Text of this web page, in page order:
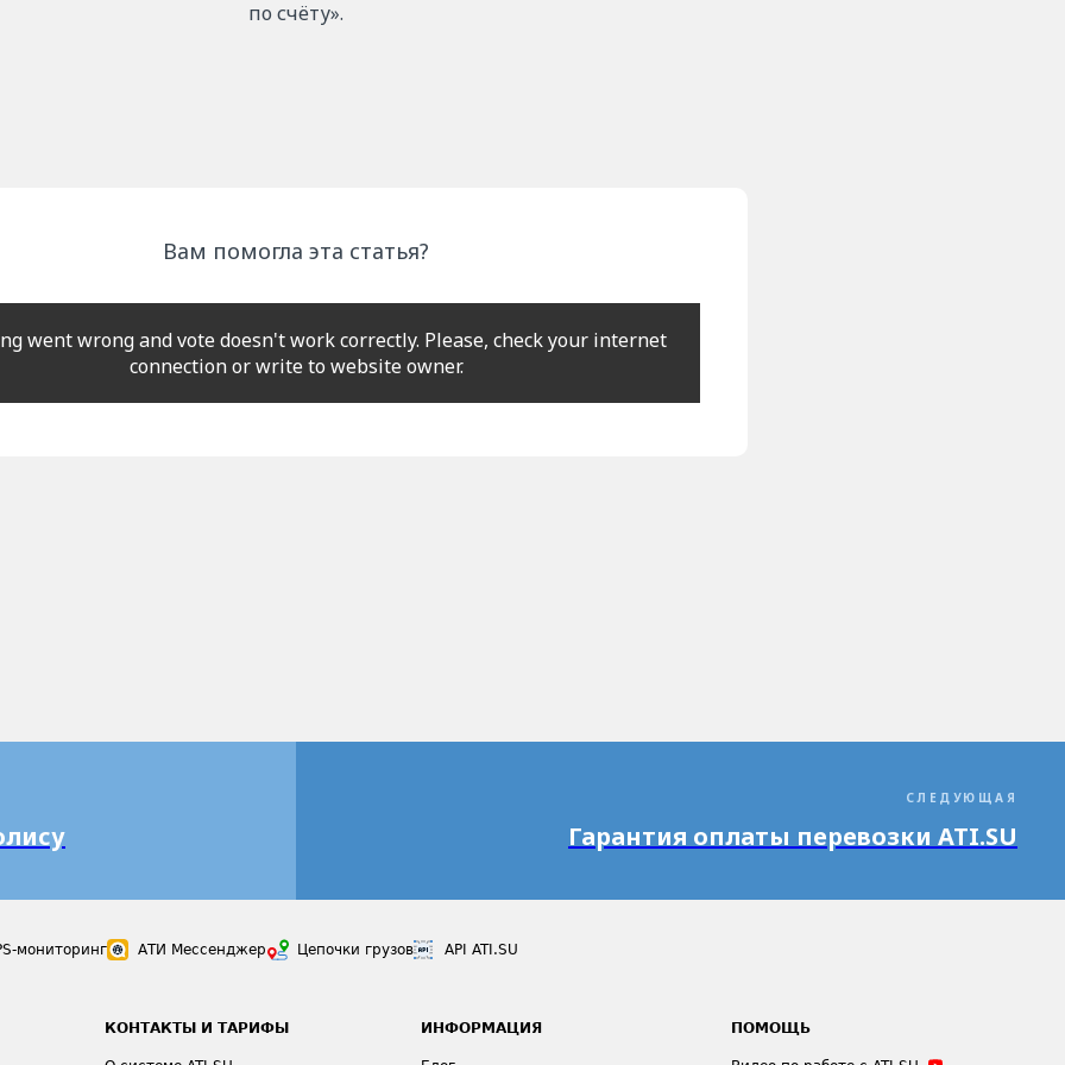
по счёту».
Вам помогла эта статья?
went wrong and vote doesn't work correctly. Please, check your internet
connection or write to website owner.
СЛЕДУЮЩАЯ
Гарантия оплаты перевозки ATI.SU
мониторинг АТИ Мессенджер Цепочки грузов API ATI.SU
КОНТАКТЫ И ТАРИФЫ ИНФОРМАЦИЯ ПОМОЩЬ